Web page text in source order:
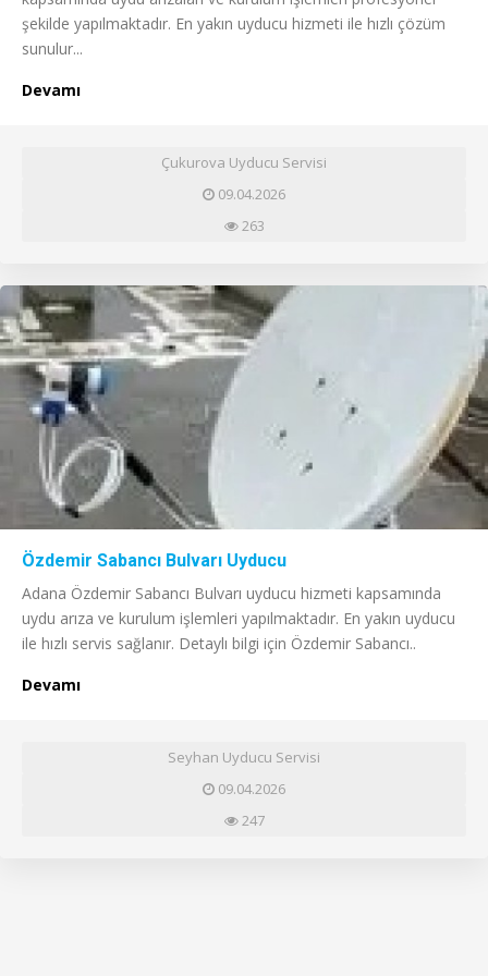
şekilde yapılmaktadır. En yakın uyducu hizmeti ile hızlı çözüm
sunulur...
Devamı
Çukurova Uyducu Servisi
09.04.2026
263
Özdemir Sabancı Bulvarı Uyducu
Adana Özdemir Sabancı Bulvarı uyducu hizmeti kapsamında
uydu arıza ve kurulum işlemleri yapılmaktadır. En yakın uyducu
ile hızlı servis sağlanır. Detaylı bilgi için Özdemir Sabancı..
Devamı
Seyhan Uyducu Servisi
09.04.2026
247